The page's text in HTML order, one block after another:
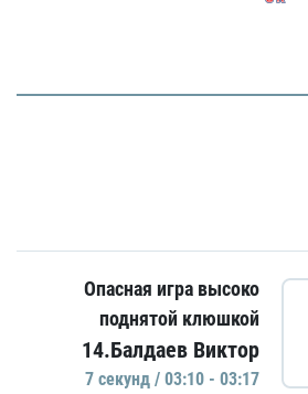
Опасная игра высоко
поднятой клюшкой
14.Балдаев Виктор
7 секунд / 03:10 - 03:17